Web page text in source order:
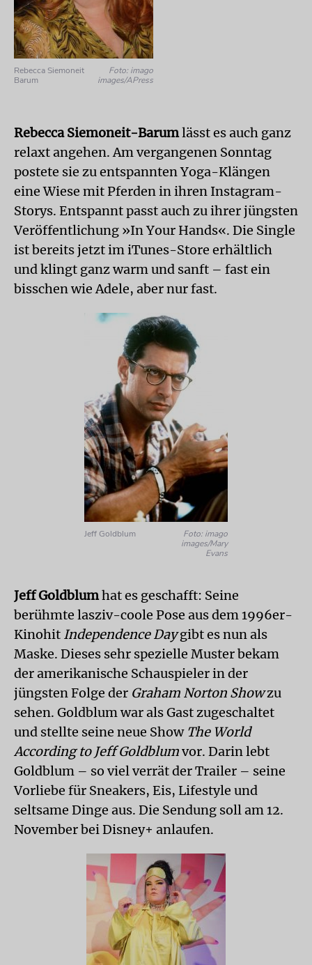
Rebecca Siemoneit
Barum
Foto: imago
images/APress
Rebecca Siemoneit-Barumlässt es auch ganz
relaxt angehen. Am vergangenen Sonntag
postete sie zu entspannten Yoga-Klängen
eine Wiese mit Pferden in ihren Instagram-
Storys. Entspannt passt auch zu ihrer jüngsten
Veröffentlichung »In Your Hands«. Die Single
ist bereits jetzt im iTunes-Store erhältlich
und klingt ganz warm und sanft – fast ein
bisschen wie Adele, aber nur fast.
Jeff Goldblum
Foto: imago
images/Mary
Evans
Jeff Goldblumhat es geschafft: Seine
berühmte lasziv-coole Pose aus dem 1996er-
Kinohit Independence Daygibt es nun als
Maske. Dieses sehr spezielle Muster bekam
der amerikanische Schauspieler in der
jüngsten Folge der Graham Norton Showzu
sehen. Goldblum war als Gast zugeschaltet
und stellte seine neue Show The World
According to Jeff Goldblumvor. Darin lebt
Goldblum – so viel verrät der Trailer – seine
Vorliebe für Sneakers, Eis, Lifestyle und
seltsame Dinge aus. Die Sendung soll am 12.
November bei Disney+ anlaufen.